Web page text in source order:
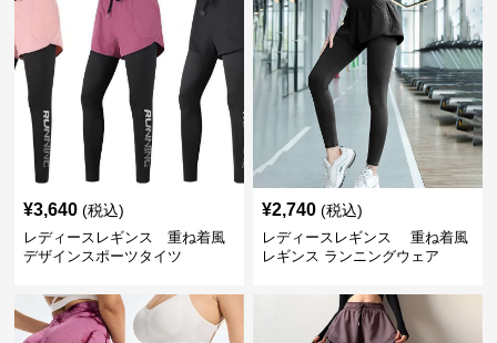
¥3,640 (税込)
レディースレギンス 重ね着風
デザインスポーツタイツ
¥2,740 (税込)
レディースレギンス 重ね着風
レギンス ランニングウェア